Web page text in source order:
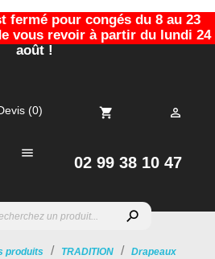
fermé pour congés du 8 au 23
vous revoir à partir du lundi 24
août !
02 99 38 10 47
(0)
search

shopping_cart 
produits TRADITION
Drapeaux